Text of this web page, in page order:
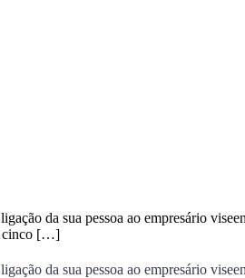
da sua pessoa ao empresário
cinco […]
da sua pessoa ao empresário